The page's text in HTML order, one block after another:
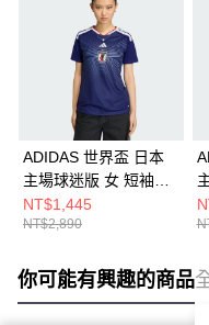
ADIDAS 世界盃 日本
主場球迷版 女 短袖球
衣 JZ9684
NT$1,445
NT$2,890
你可能有興趣的商品